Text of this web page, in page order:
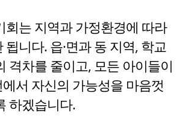
회는 지역과 가정환경에 따라
됩니다. 읍·면과 동 지역, 학교
격차를 줄이고, 모든 아이들이
서 자신의 가능성을 마음껏
하겠습니다.